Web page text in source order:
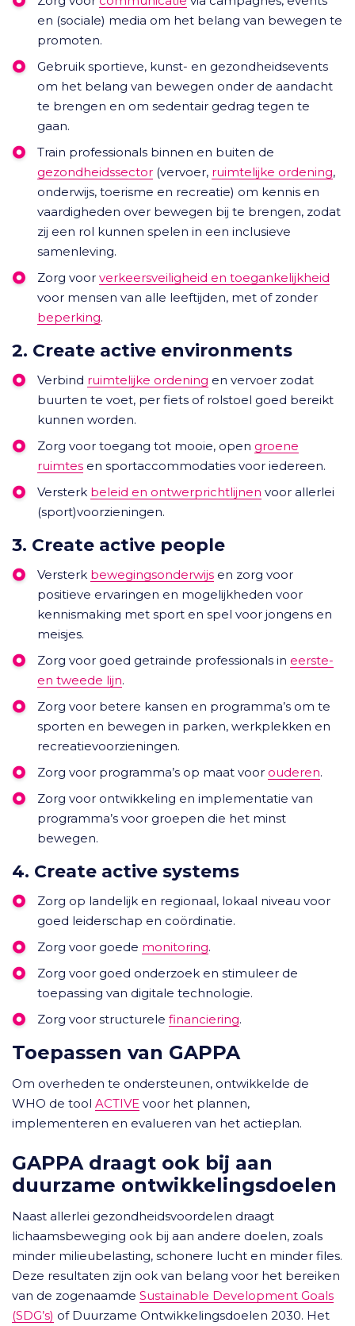
en (sociale) media om het belang van bewegen te
promoten.
Gebruik sportieve, kunst- en gezondheidsevents
om het belang van bewegen onder de aandacht
te brengen en om sedentair gedrag tegen te
gaan.
Train professionals binnen en buiten de
gezondheidssector (vervoer, ruimtelijke ordening,
onderwijs, toerisme en recreatie) om kennis en
vaardigheden over bewegen bij te brengen, zodat
zij een rol kunnen spelen in een inclusieve
samenleving.
Zorg voor verkeersveiligheid en toegankelijkheid
voor mensen van alle leeftijden, met of zonder
beperking.
2. Create active environments
Verbind ruimtelijke ordening en vervoer zodat
buurten te voet, per fiets of rolstoel goed bereikt
kunnen worden.
Zorg voor toegang tot mooie, open groene
ruimtes en sportaccommodaties voor iedereen.
Versterk beleid en ontwerprichtlijnen voor allerlei
(sport)voorzieningen.
3. Create active people
Versterk bewegingsonderwijs en zorg voor
positieve ervaringen en mogelijkheden voor
kennismaking met sport en spel voor jongens en
meisjes.
Zorg voor goed getrainde professionals in eerste-
en tweede lijn.
Zorg voor betere kansen en programma’s om te
sporten en bewegen in parken, werkplekken en
recreatievoorzieningen.
Zorg voor programma’s op maat voor ouderen.
Zorg voor ontwikkeling en implementatie van
programma’s voor groepen die het minst
bewegen.
4. Create active systems
Zorg op landelijk en regionaal, lokaal niveau voor
goed leiderschap en coördinatie.
Zorg voor goede monitoring.
Zorg voor goed onderzoek en stimuleer de
toepassing van digitale technologie.
Zorg voor structurele financiering.
Toepassen van GAPPA
Om overheden te ondersteunen, ontwikkelde de
WHO de tool ACTIVE voor het plannen,
implementeren en evalueren van het actieplan.
GAPPA draagt ook bij aan
duurzame ontwikkelingsdoelen
Naast allerlei gezondheidsvoordelen draagt
lichaamsbeweging ook bij aan andere doelen, zoals
minder milieubelasting, schonere lucht en minder files.
Deze resultaten zijn ook van belang voor het bereiken
van de zogenaamde Sustainable Development Goals
(SDG’s) of Duurzame Ontwikkelingsdoelen 2030. Het